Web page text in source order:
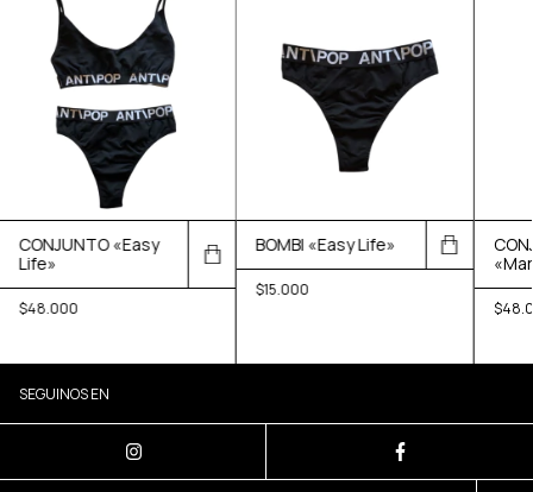
CONJUNTO «Easy
Life»
$48.000
BOMBI «Easy Life»
$15.000
SEGUINOS EN